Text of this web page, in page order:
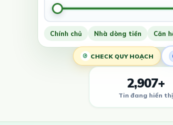
Chính chủ Nhà dòng tiền Căn
CHECK QUY HOẠCH
2,907+
Tin đang hiển thị